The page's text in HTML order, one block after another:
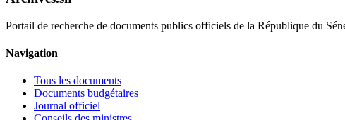
Portail de recherche de documents publics officiels de la République du
Navigation
Tous les documents
Documents budgétaires
Journal officiel